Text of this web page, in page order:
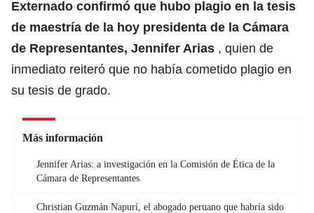
Externado confirmó que hubo plagio en la tesis
de maestría de la hoy presidenta de la Cámara
de Representantes, Jennifer Arias , quien de
inmediato reiteró que no había cometido plagio en
su tesis de grado.
Más información
Jennifer Arias: a investigación en la Comisión de Ética de la
Cámara de Representantes
Christian Guzmán Napurí, el abogado peruano que habría sido